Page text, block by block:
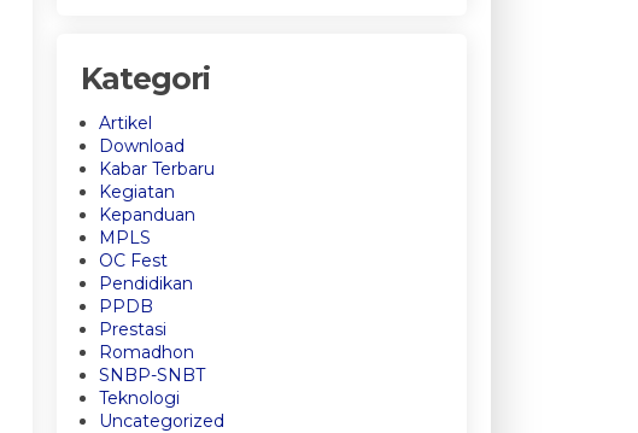
Kategori
Artikel
Download
Kabar Terbaru
Kegiatan
Kepanduan
MPLS
OC Fest
Pendidikan
PPDB
Prestasi
Romadhon
SNBP-SNBT
Teknologi
Uncategorized